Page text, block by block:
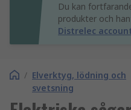
Du kan
produkter och
Distrelec
/ Elverktyg, lödning och
svetsning